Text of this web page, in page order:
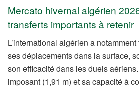
Mercato hivernal algérien
transferts importants à retenir
L’international algérien a
ses déplacements dans la surface,
son efficacité dans les duels
imposant (1,91 m) et sa capacité à